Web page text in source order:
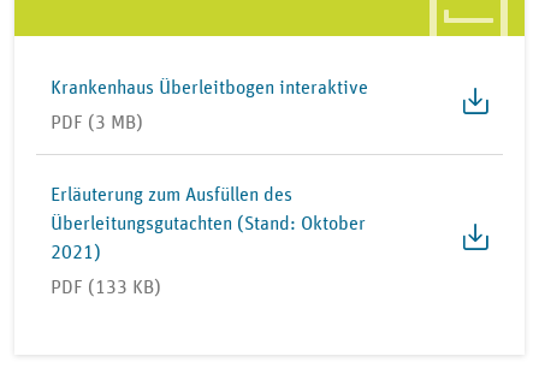
Krankenhaus Überleitbogen interaktive
PDF (3 MB)
Erläuterung zum Ausfüllen des
Überleitungsgutachten (Stand: Oktober
2021)
PDF (133 KB)